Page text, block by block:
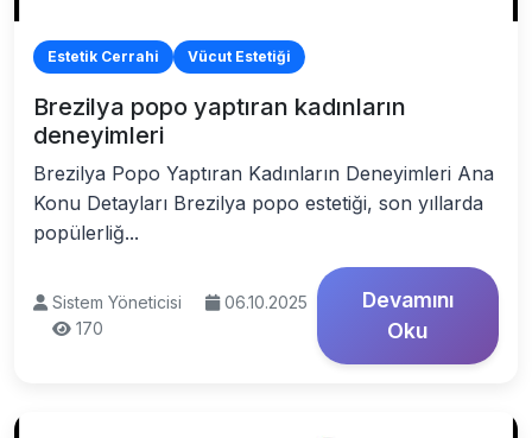
Estetik Cerrahi Vücut Estetiği
Brezilya popo yaptıran kadınların
deneyimleri
Brezilya Popo Yaptıran Kadınların Deneyimleri Ana
Konu Detayları Brezilya popo estetiği, son yıllarda
popülerliğ...
Sistem Yöneticisi
06.10.2025
170
Devamını
Oku